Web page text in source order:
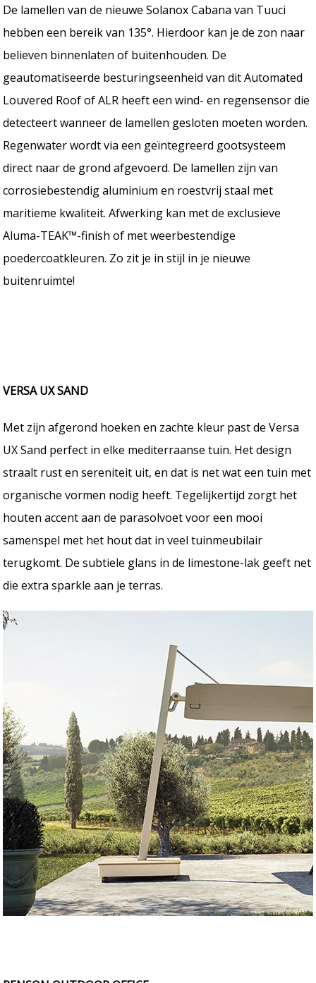
De lamellen van de nieuwe Solanox Cabana van Tuuci
hebben een bereik van 135°. Hierdoor kan je de zon naar
believen binnenlaten of buitenhouden. De
geautomatiseerde besturingseenheid van dit Automated
Louvered Roof of ALR heeft een wind- en regensensor die
detecteert wanneer de lamellen gesloten moeten worden.
Regenwater wordt via een geïntegreerd gootsysteem
direct naar de grond afgevoerd. De lamellen zijn van
corrosiebestendig aluminium en roestvrij staal met
maritieme kwaliteit. Afwerking kan met de exclusieve
Aluma-TEAK™-finish of met weerbestendige
poedercoatkleuren. Zo zit je in stijl in je nieuwe
buitenruimte!
VERSA UX SAND
Met zijn afgerond hoeken en zachte kleur past de Versa
UX Sand perfect in elke mediterraanse tuin. Het design
straalt rust en sereniteit uit, en dat is net wat een tuin met
organische vormen nodig heeft. Tegelijkertijd zorgt het
houten accent aan de parasolvoet voor een mooi
samenspel met het hout dat in veel tuinmeubilair
terugkomt. De subtiele glans in de limestone-lak geeft net
die extra sparkle aan je terras.